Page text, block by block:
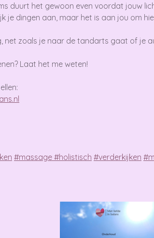
duurt het gewoon even voordat jouw
je dingen aan, maar het is aan jou om
net zoals je naar de tandarts gaat of je
Laat het me weten!
#massage #holistisch #verderkijken #